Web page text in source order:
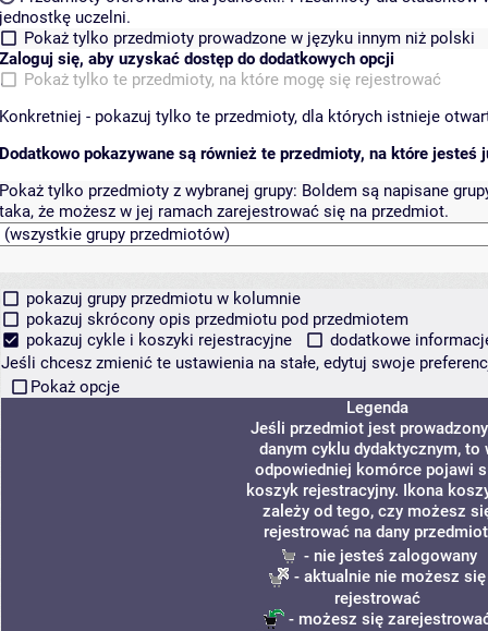
jednostkę uczelni.
Pokaż tylko przedmioty prowadzone w języku innym niż polski
Zaloguj się, aby uzyskać dostęp do dodatkowych opcji
Pokaż tylko te przedmioty, na które mogę się rejestrować
Konkretniej - pokazuj tylko te przedmioty, dla których istnieje
Dodatkowo pokazywane są również te przedmioty, na które jesteś
Pokaż tylko przedmioty z wybranej grupy: Boldem są napisane
taka, że możesz w jej ramach zarejestrować się na przedmiot.
pokazuj grupy przedmiotu w kolumnie
pokazuj skrócony opis przedmiotu pod przedmiotem
pokazuj cykle i koszyki rejestracyjne
dodatkowe
Jeśli chcesz zmienić te ustawienia na stałe, edytuj swoje
Pokaż opcje
Legenda
Jeśli przedmiot jest
danym cyklu dydaktycznym, to
odpowiedniej komórce pojawi
koszyk rejestracyjny. Ikona
zależy od tego, czy możesz
rejestrować na dany
- nie jesteś zalogowany
- aktualnie nie możesz się
rejestrować
- możesz się